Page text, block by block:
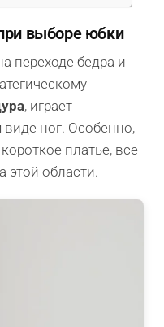
выборе юбки
переходе бедра и
, играет
ног. Особенно,
платье, все
этой области.